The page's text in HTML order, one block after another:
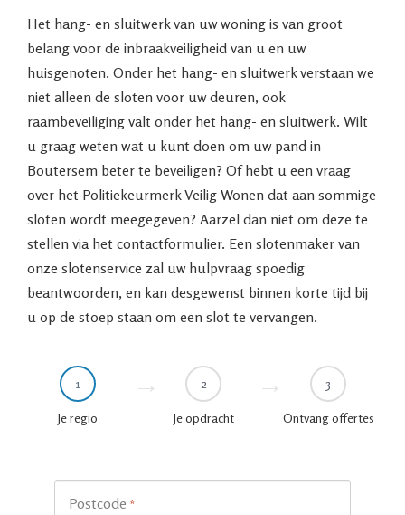
Het hang- en sluitwerk van uw woning is van groot
belang voor de inbraakveiligheid van u en uw
huisgenoten. Onder het hang- en sluitwerk verstaan we
niet alleen de sloten voor uw deuren, ook
raambeveiliging valt onder het hang- en sluitwerk. Wilt
u graag weten wat u kunt doen om uw pand in
Boutersem beter te beveiligen? Of hebt u een vraag
over het Politiekeurmerk Veilig Wonen dat aan sommige
sloten wordt meegegeven? Aarzel dan niet om deze te
stellen via het contactformulier. Een slotenmaker van
onze slotenservice zal uw hulpvraag spoedig
beantwoorden, en kan desgewenst binnen korte tijd bij
u op de stoep staan om een slot te vervangen.
1
Je regio
2
Je opdracht
3
Ontvang offertes
Postcode *